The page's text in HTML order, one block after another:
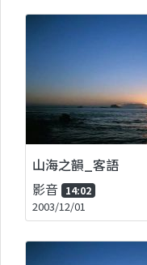
山海之韻_客語
影音 14:02
2003/12/01